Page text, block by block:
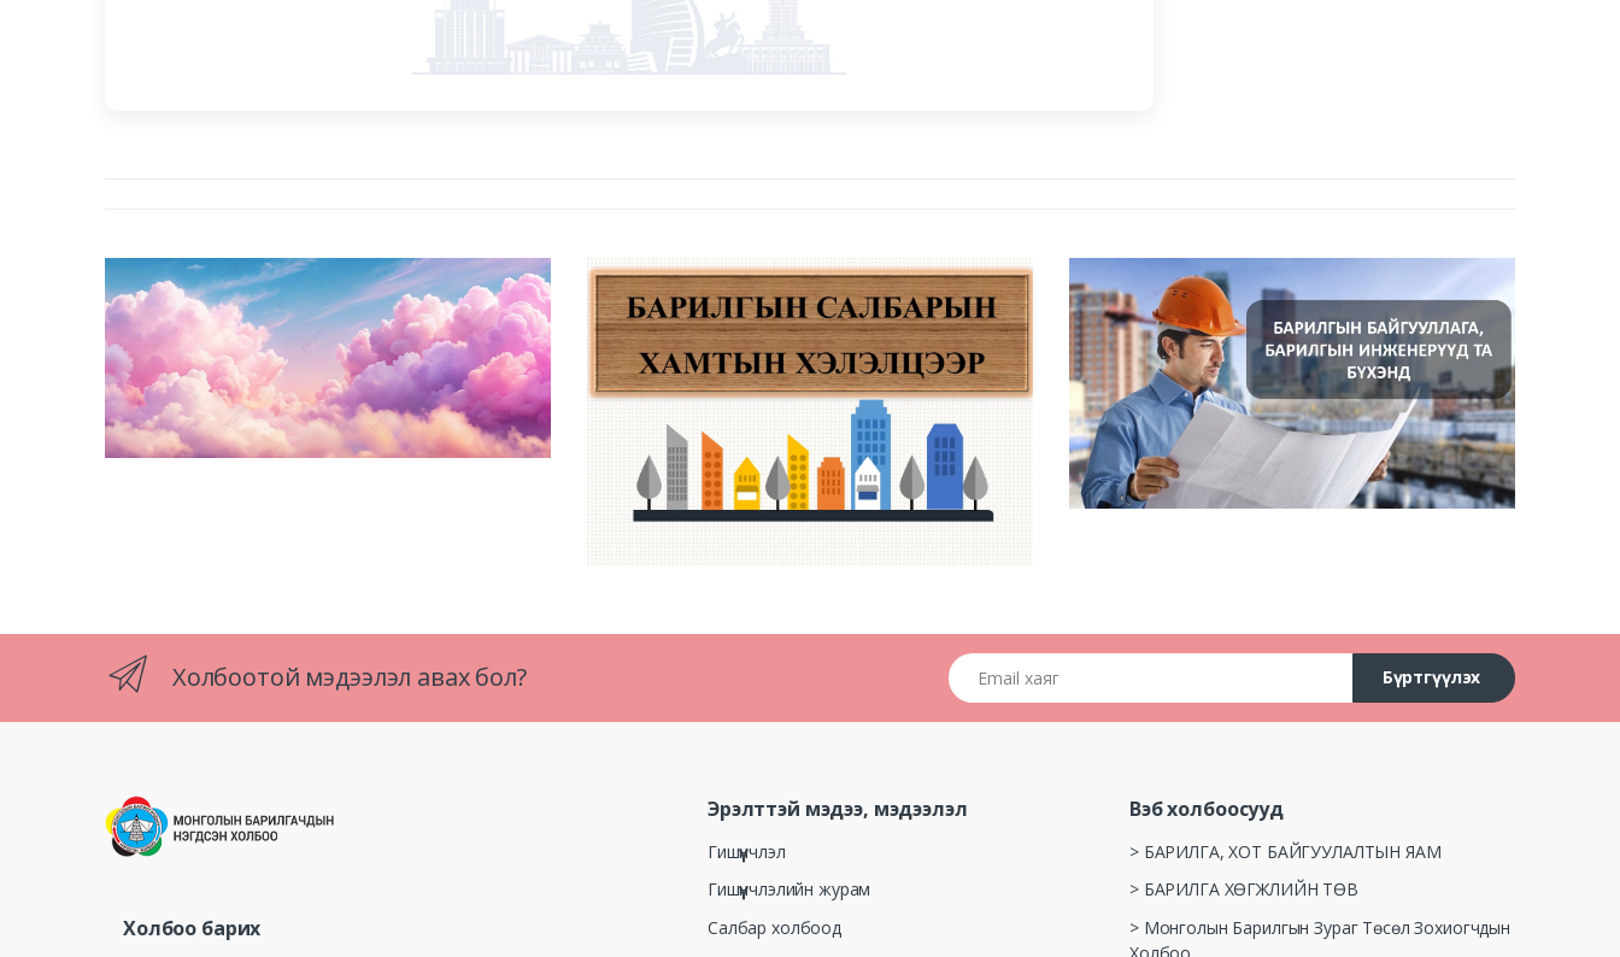
Холбоотой мэдээлэл авах бол? Email хаяг
Бүртгүүлэх
Холбоо барих
Эрэлттэй мэдээ, мэдээлэл
Гишүүнчлэл
Гишүүнчлэлийн журам
Салбар холбоод
Вэб холбоосууд
> БАРИЛГА, ХОТ БАЙГУУЛАЛТЫН ЯАМ
> БАРИЛГА ХӨГЖЛИЙН ТӨВ
> Монголын Барилгын Зураг Төсөл Зохиогчдын
Холбоо